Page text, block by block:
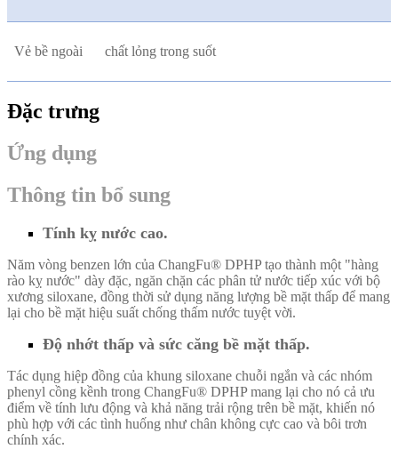
Vẻ bề ngoài chất lỏng trong suốt
Đặc trưng
Ứng dụng
Thông tin bổ sung
Tính kỵ nước cao.
Năm vòng benzen lớn của ChangFu® DPHP tạo thành một "hàng
rào kỵ nước" dày đặc, ngăn chặn các phân tử nước tiếp xúc với bộ
xương siloxane, đồng thời sử dụng năng lượng bề mặt thấp để mang
lại cho bề mặt hiệu suất chống thấm nước tuyệt vời.
Độ nhớt thấp và sức căng bề mặt thấp.
Tác dụng hiệp đồng của khung siloxane chuỗi ngắn và các nhóm
phenyl cồng kềnh trong ChangFu® DPHP mang lại cho nó cả ưu
điểm về tính lưu động và khả năng trải rộng trên bề mặt, khiến nó
phù hợp với các tình huống như chân không cực cao và bôi trơn
chính xác.